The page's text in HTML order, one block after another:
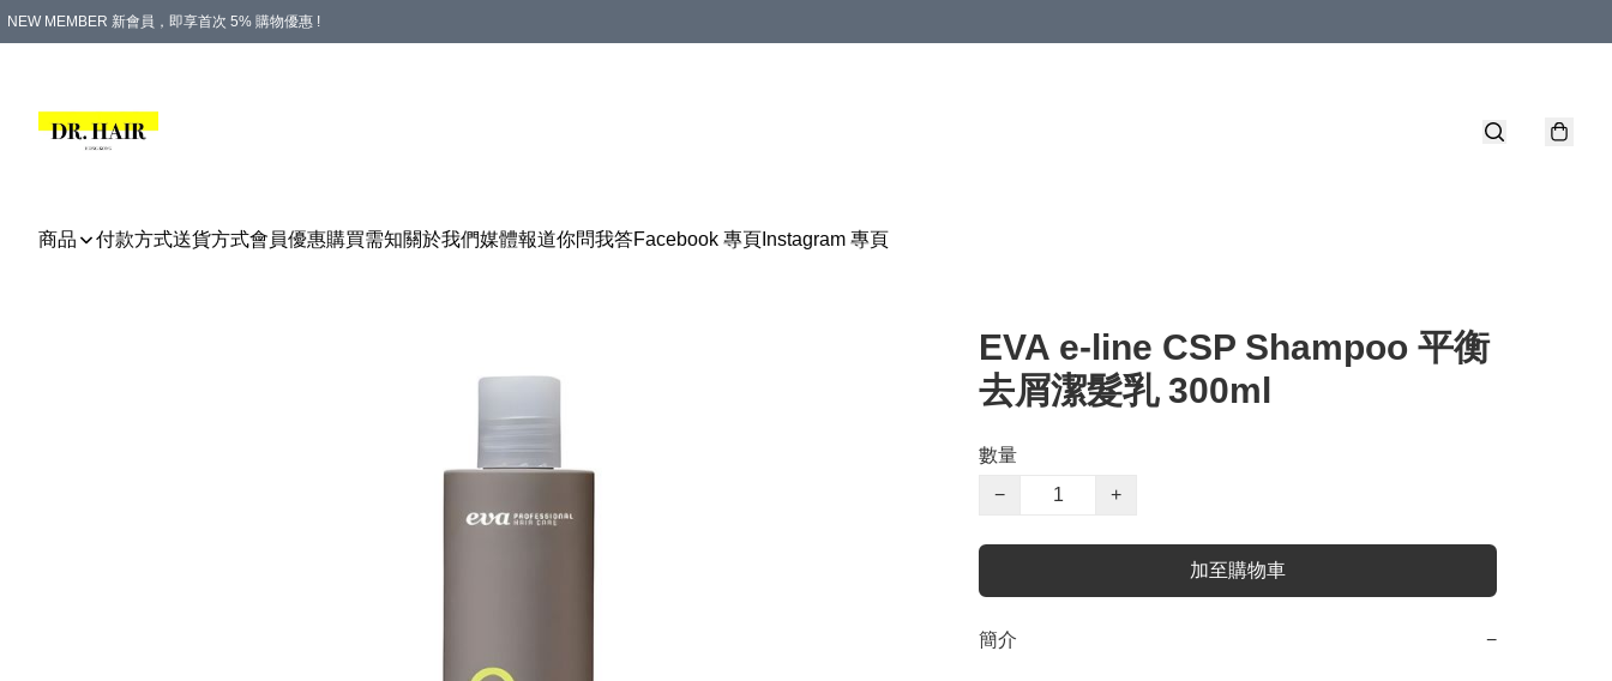
NEW MEMBER 新會員，即享首次 5% 購物優惠 !
商品 付款方式送貨方式會員優惠購買需知關於我們媒體報道你問我答Facebook 專頁 Instagram 專頁
EVA e-line CSP Shampoo 平衡
去屑潔髮乳 300ml
數量
−
+
加至購物車
簡介 −